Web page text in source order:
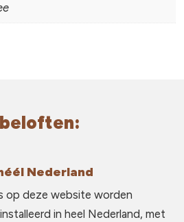
Nederland
op deze website worden
in heel Nederland, met